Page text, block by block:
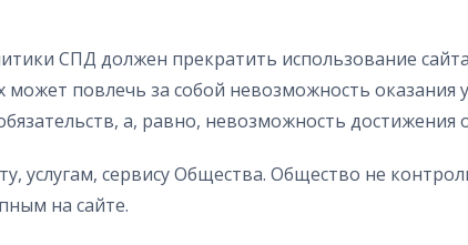
СПД должен прекратить использование
повлечь за собой невозможность оказания
а, равно, невозможность
услугам, сервису Общества. Общество не
на сайте.